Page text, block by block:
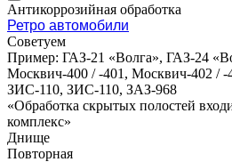
Антикоррозийная обработка
Ретро автомобили
Cоветуем
Пример: ГАЗ-21 «Волга», ГАЗ-24
Москвич-400 / -401, Москвич-402 / -
ЗИС-110, ЗИС-110, ЗАЗ-968
«Обработка скрытых полостей
комплекс»
Днище
Повторная